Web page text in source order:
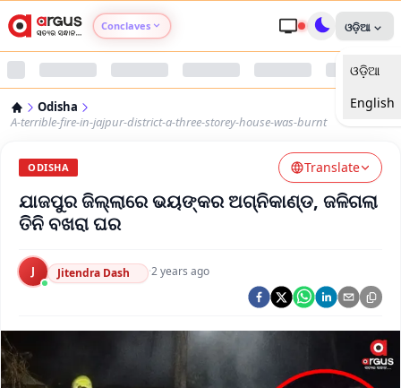
Conclaves
Argus Nari Shakti
Argus Health Connect
Argus Swaad Odisha
Argus Chalo Dekhein Apna Desh
ଓଡ଼ିଆ
ଓଡ଼ିଆ
English
Odisha
A-terrible-fire-in-jajpur-district-a-three-storey-house-was-burnt
ODISHA Translate
ଯାଜପୁର ଜିଲ୍ଲାରେ ଭୟଙ୍କର ଅଗ୍ନିକାଣ୍ଡ, ଜଳିଗଲା
ତିନି ବଖରା ଘର
J Jitendra Dash ·2 years ago